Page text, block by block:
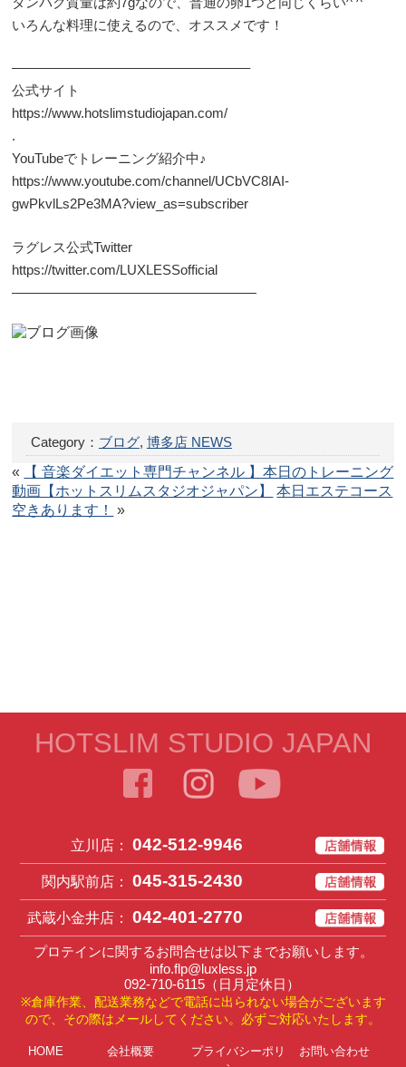
いろんな料理に使えるので、オススメです！
—————————————————–
公式サイト
https://www.hotslimstudiojapan.com/
.
YouTubeでトレーニング紹介中♪
https://www.youtube.com/channel/UCbVC8IAI-
gwPkvlLs2Pe3MA?view_as=subscriber
ラグレス公式Twitter
https://twitter.com/LUXLESSofficial
——————————————————
Category： ブログ, 博多店 NEWS
«
【 音楽ダイエット専門チャンネル 】本日のトレーニング
動画【ホットスリムスタジオジャパン】
本日エステコース
空きあります！
»
HOTSLIM STUDIO JAPAN
立川店： 042-512-9946
関内駅前店： 045-315-2430
武蔵小金井店： 042-401-2770
プロテインに関するお問合せは以下までお願いします。
info.flp@luxless.jp
092-710-6115（日月定休日）
※倉庫作業、配送業務などで電話に出られない場合がございます
ので、その際はメールしてください。必ずご対応いたします。
HOME 会社概要
プライバシーポリ
お問い合わせ